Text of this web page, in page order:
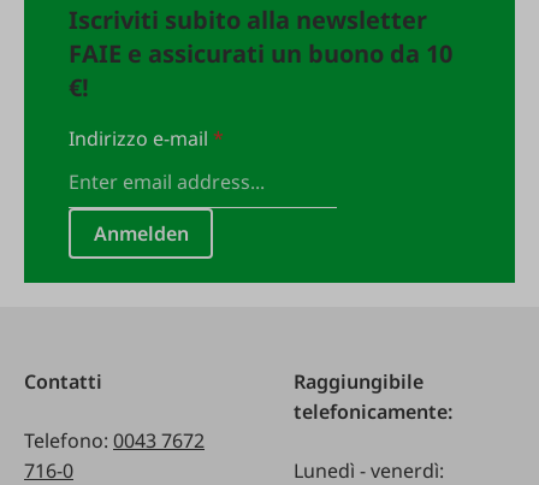
Iscriviti subito alla newsletter
FAIE e assicurati un buono da 10
€!
Indirizzo e-mail*
Anmelden
Contatti
Telefono: 0043 7672
716-0
Raggiungibile
telefonicamente:
Lunedì - venerdì: